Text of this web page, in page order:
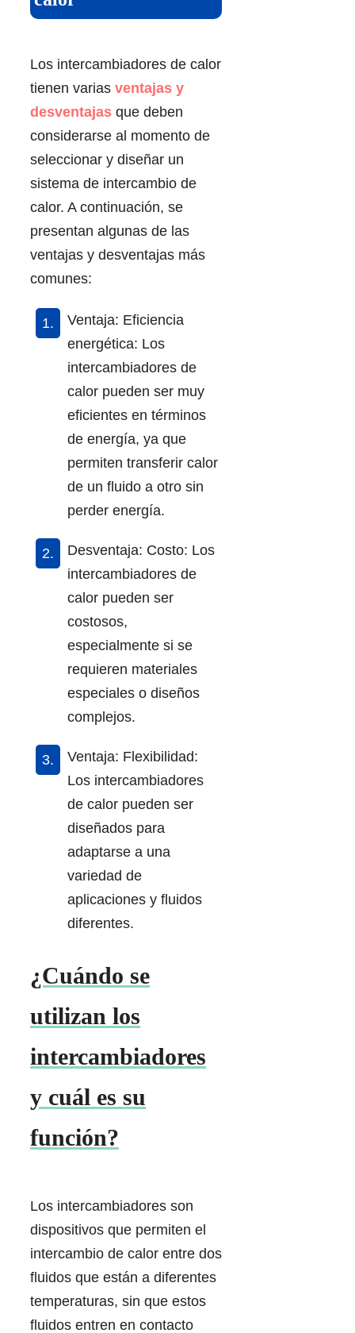
Los intercambiadores de calor
tienen varias ventajas y
desventajas que deben
considerarse al momento de
seleccionar y diseñar un
sistema de intercambio de
calor. A continuación, se
presentan algunas de las
ventajas y desventajas más
comunes:
Ventaja: Eficiencia
energética: Los
intercambiadores de
calor pueden ser muy
eficientes en términos
de energía, ya que
permiten transferir calor
de un fluido a otro sin
perder energía.
Desventaja: Costo: Los
intercambiadores de
calor pueden ser
costosos,
especialmente si se
requieren materiales
especiales o diseños
complejos.
Ventaja: Flexibilidad:
Los intercambiadores
de calor pueden ser
diseñados para
adaptarse a una
variedad de
aplicaciones y fluidos
diferentes.
¿Cuándo se
utilizan los
intercambiadores
y cuál es su
función?
Los intercambiadores son
dispositivos que permiten el
intercambio de calor entre dos
fluidos que están a diferentes
temperaturas, sin que estos
fluidos entren en contacto